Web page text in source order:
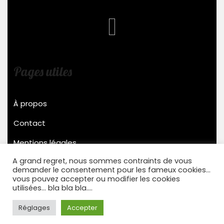
Pages utiles
À propos
Contact
Mentions légales
Stensys © 2022
A grand regret, nous sommes contraints de vous
demander le consentement pour les fameux cookies...
vous pouvez accepter ou modifier les cookies
utilisées... bla bla bla....
Réglages Accepter